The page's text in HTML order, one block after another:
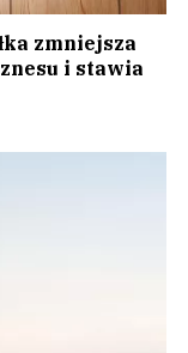
zmniejsza
i stawia